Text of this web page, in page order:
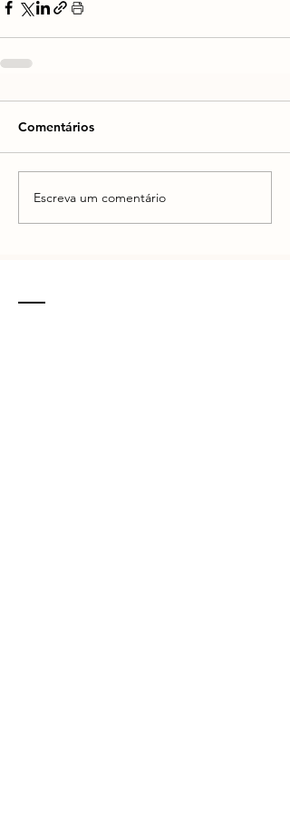
Comentários
Escreva um comentário